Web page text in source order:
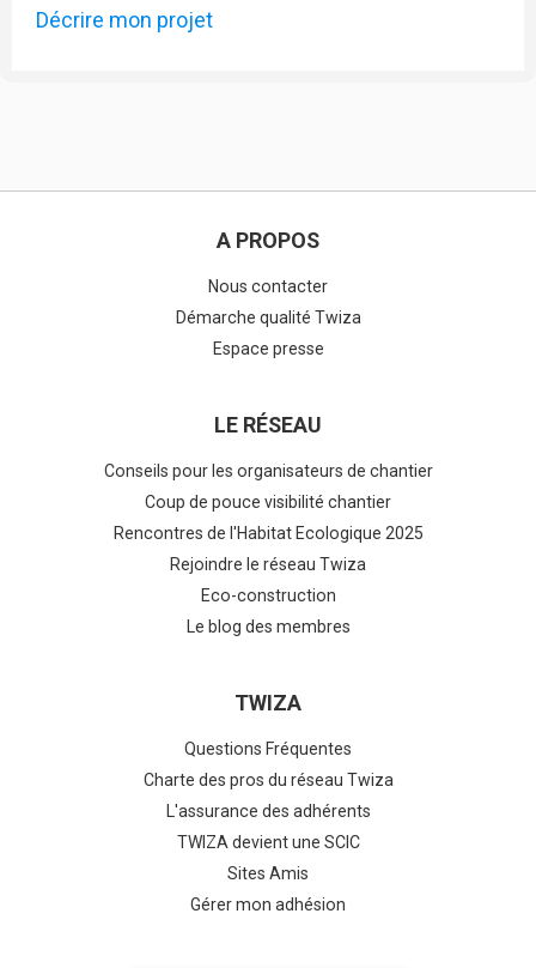
Décrire mon projet
A PROPOS
Nous contacter
Démarche qualité Twiza
Espace presse
LE RÉSEAU
Conseils pour les organisateurs de chantier
Coup de pouce visibilité chantier
Rencontres de l'Habitat Ecologique 2025
Rejoindre le réseau Twiza
Eco-construction
Le blog des membres
TWIZA
Questions Fréquentes
Charte des pros du réseau Twiza
L'assurance des adhérents
TWIZA devient une SCIC
Sites Amis
Gérer mon adhésion